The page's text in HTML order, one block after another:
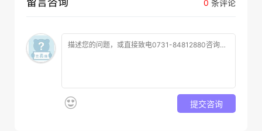
0 条评论
提交咨询